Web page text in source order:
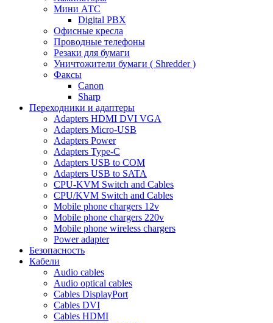
Мини АТС
Digital PBX
Офисные кресла
Проводные телефоны
Резаки для бумаги
Уничтожители бумаги ( Shredder )
Факсы
Canon
Sharp
Переходники и адаптеры
Adapters HDMI DVI VGA
Adapters Micro-USB
Adapters Power
Adapters Type-C
Adapters USB to COM
Adapters USB to SATA
CPU-KVM Switch and Cables
CPU/KVM Switch and Cables
Mobile phone chargers 12v
Mobile phone chargers 220v
Mobile phone wireless chargers
Power adapter
Безопасность
Кабели
Audio cables
Audio optical cables
Cables DisplayPort
Cables DVI
Cables HDMI